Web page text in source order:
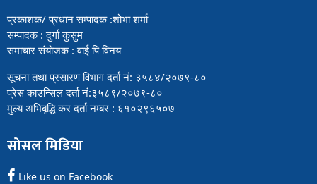
प्रकाशक/ प्रधान सम्पादक :शोभा शर्मा
सम्पादक : दुर्गा कुसुम
समाचार संयोजक : वाई पि विनय
सूचना तथा प्रसारण विभाग दर्ता नं: ३५८४/२०७९-८०
प्रेस काउन्सिल दर्ता नं:३५८९/२०७९-८०
मुल्य अभिबृद्धि कर दर्ता नम्बर : ६१०२९६५०७
सोसल मिडिया
Like us on Facebook